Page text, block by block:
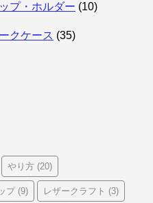
プ・ホルダー (10)
クケース (35)
やり方 (20)
プ(9) レザークラフト (3)